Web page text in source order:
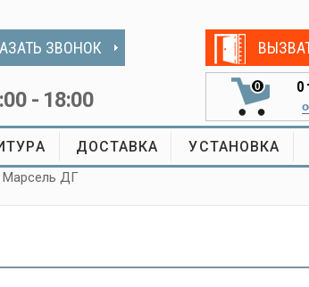
ЗВОНОК
- 18:00
0 0
ДОСТАВКА УСТАНОВКА
ДГ